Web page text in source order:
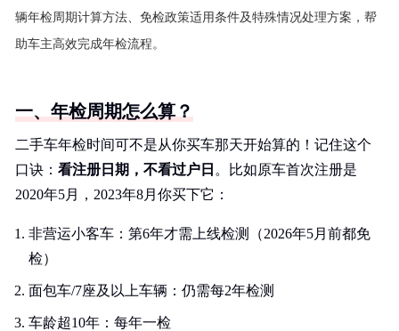
辆年检周期计算方法、免检政策适用条件及特殊情况处理方案，帮
助车主高效完成年检流程。
一、年检周期怎么算？
二手车年检时间可不是从你买车那天开始算的！记住这个
口诀： 看注册日期，不看过户日 。比如原车首次注册是
2020年5月，2023年8月你买下它：
非营运小客车：第6年才需上线检测（2026年5月前都免
检）
面包车/7座及以上车辆：仍需每2年检测
车龄超10年：每年一检